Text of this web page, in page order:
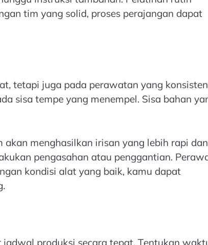
tim yang solid, proses perajangan dapat
tetapi juga pada perawatan yang
sisa tempe yang menempel. Sisa bahan
akan menghasilkan irisan yang lebih rapi dan
pengasahan atau penggantian.
kondisi alat yang baik, kamu dapat